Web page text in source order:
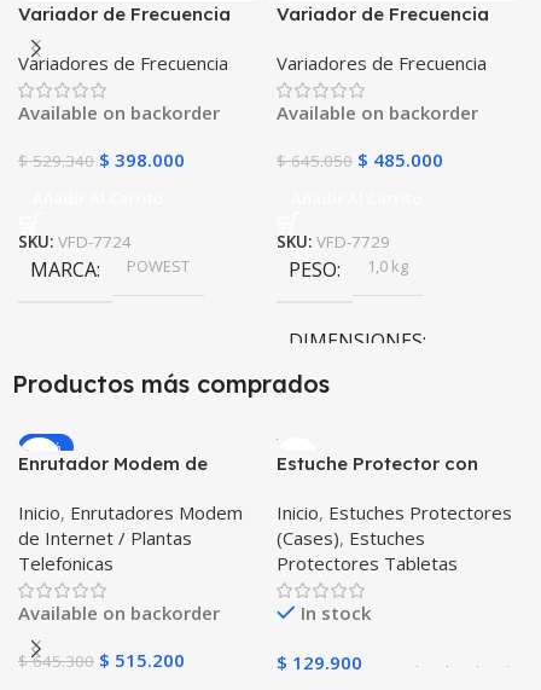
Variador de Frecuencia
POWEST VFD 0.75kW 1HP |
220/240VAC Monofásico |
Control Vectorial SVC |
MODBUS RS-485
Variadores de Frecuencia
Available on backorder
$529.340 $ 398.000
SKU: VFD-7724
MARCA POWEST
Variador de Frecuencia
220/240VAC Trifásico |
Control Vectorial SVC |
MODBUS RS-485
Variadores de Frecuencia
Available on backorder
$645.050 $ 485.000
SKU: VFD-7729
PESO 1,0 kg
DIMENSIONES
MARCA POWEST
Productos más comprados
-20%
Enrutador Modem de
Libre Todo Operador 4G
LTE SIMCARD
Inicio, Enrutadores Modem
de Internet / Plantas
Telefonicas
Available on backorder
$645.300 $ 515.200
Estuche Protector con
Tablet Samsung Galaxy
Tab A8 10.5 2021 – 2022
SM-x200 SM-x205 Anti
golpes con soporte
Inicio, Estuches Protectores
(Cases), Estuches
Protectores Tabletas
In stock
$ 129.900